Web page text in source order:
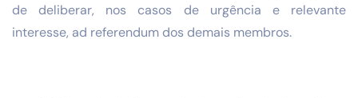
de deliberar, nos casos de urgência e relevante
interesse, ad referendum dos demais membros.